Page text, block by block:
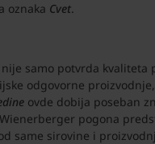
oznaka Cvet.
nije samo potvrda kvaliteta
odgovorne
ovde dobija poseban
pogona
same sirovine i